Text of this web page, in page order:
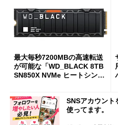
最大毎秒7200MBの高速転送
が可能な「WD_BLACK 8TB
SN850X NVMe ヒートシンク
SNSアカウント
使ってます。